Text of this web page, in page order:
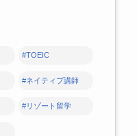
#TOEIC
#ネイティブ講師
#リゾート留学